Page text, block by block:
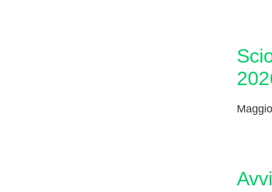
sciopero 6 e 7 maggio
avvio iscrizione ai corsi di